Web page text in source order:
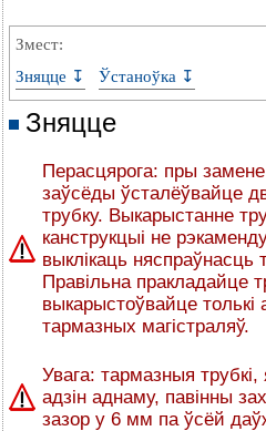
Змест:
Зняцце ↧
Ўстаноўка ↧
Зняцце
Перасцярога: пры
заўсёды ўсталёўвайце
трубку. Выкарыстанне
канструкцыі не
выклікаць няспраўнасць
Правільна пракладайце
выкарыстоўвайце толькі
тармазных магістраляў.
Увага: тармазныя трубкі,
адзін аднаму, павінны
зазор у 6 мм па ўсёй